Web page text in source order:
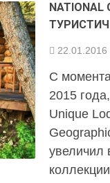
22.01.2016
С
2015
Unique
увеличил